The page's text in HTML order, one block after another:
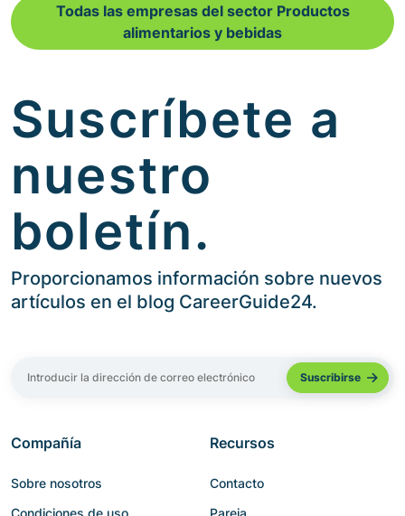
Todas las empresas del sector Productos
alimentarios y bebidas
Suscríbete a
nuestro
boletín.
Proporcionamos información sobre nuevos
artículos en el blog CareerGuide24.
Compañía
Sobre nosotros
Condiciones de uso
Recursos
Contacto
Pareja